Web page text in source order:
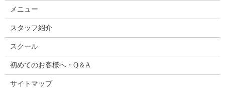
メニュー
スタッフ紹介
スクール
初めてのお客様へ・Q＆A
サイトマップ